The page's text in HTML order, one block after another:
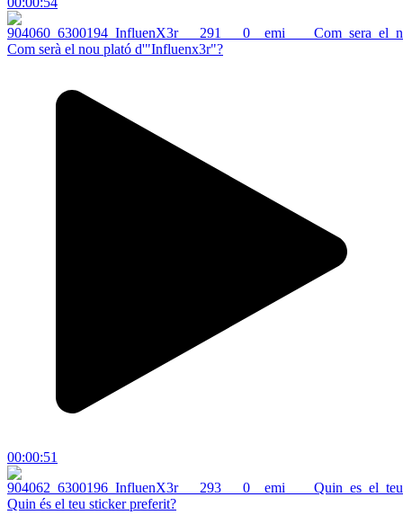
Com serà el nou plató d'"Influenx3r"?
00:00:51
Quin és el teu sticker preferit?